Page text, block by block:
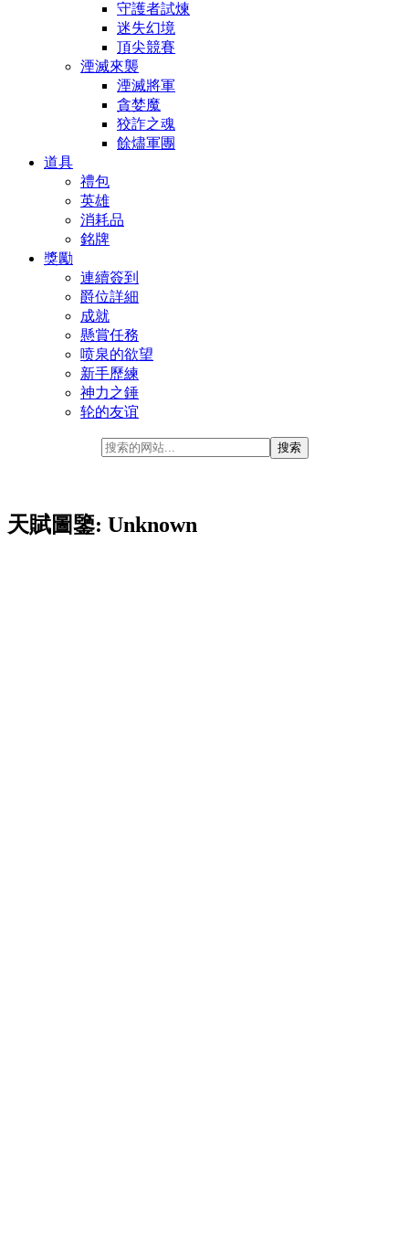
守護者試煉
迷失幻境
頂尖競賽
湮滅來襲
湮滅將軍
貪婪魔
狡詐之魂
餘燼軍團
道具
禮包
英雄
消耗品
銘牌
獎勵
連續簽到
爵位詳細
成就
懸賞任務
喷泉的欲望
新手歷練
神力之錘
轮的友谊
天賦圖鑒: Unknown